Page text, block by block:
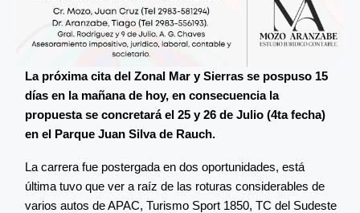
La próxima cita del Zonal Mar y Sierras se pospuso 15
días en la mañana de hoy, en consecuencia la
propuesta se concretará el 25 y 26 de Julio (4ta fecha)
en el Parque Juan Silva de Rauch.
La carrera fue postergada en dos oportunidades, está
última tuvo que ver a raíz de las roturas considerables de
varios autos de APAC, Turismo Sport 1850, TC del Sudeste